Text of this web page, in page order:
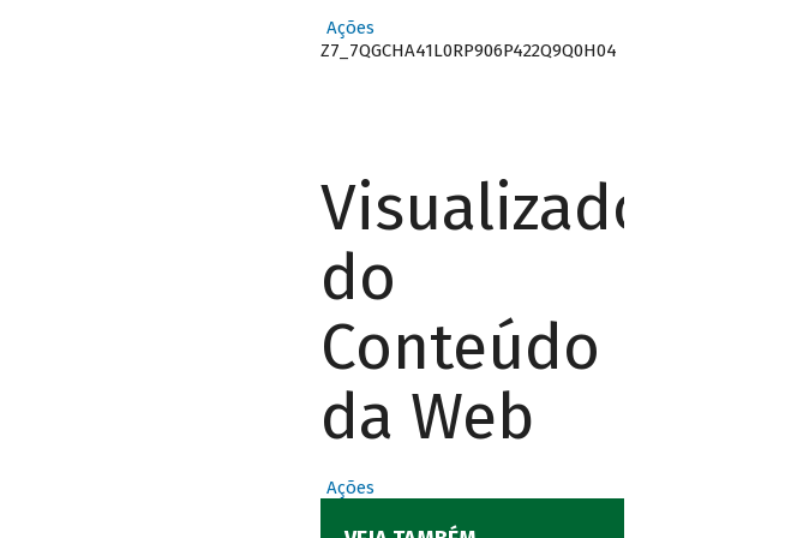
Ações
Z7_7QGCHA41L0RP906P422Q9Q0H04
Visualizador
do
Conteúdo
da Web
Ações